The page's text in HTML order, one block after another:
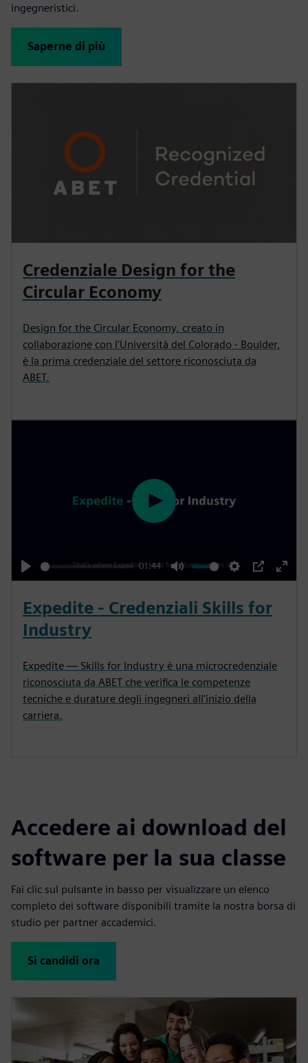
ingegneristici.
Saperne di più
Credenziale Design for the
Circular Economy
Design for the Circular Economy, creato in
collaborazione con l'Università del Colorado - Boulder,
è la prima credenziale del settore riconosciuta da
ABET.
P
l
a
y
01:44
M
u
t
S
e
t
n
g
P
P
E
y
Expedite - Credenziali Skills for
Industry
Expedite — Skills for Industry è una microcredenziale
riconosciuta da ABET che verifica le competenze
tecniche e durature degli ingegneri all'inizio della
carriera.
Accedere ai download del
software per la sua classe
Fai clic sul pulsante in basso per visualizzare un elenco
completo dei software disponibili tramite la nostra borsa di
studio per partner accademici.
Si candidi ora